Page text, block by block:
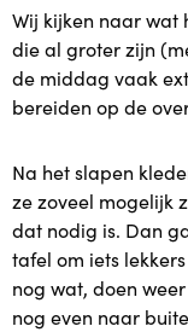
Plaatsing en kosten
Plaatsing en
Indicatie
Kosten
Wij kijken naar wat
die al groter zijn
de middag vaak
bereiden op de
Na het slapen
ze zoveel mogelijk
dat nodig is. Dan
tafel om iets
nog wat, doen
nog even naar